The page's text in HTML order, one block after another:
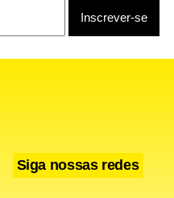
Siga nossas redes